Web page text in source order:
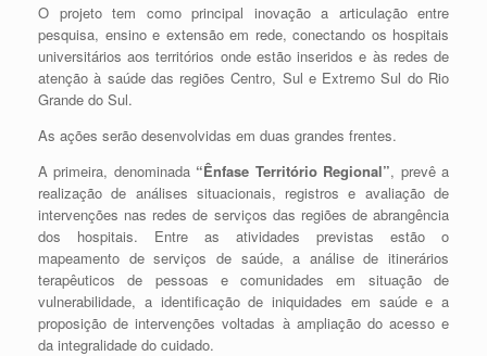
O projeto tem como principal inovação a articulação entre
pesquisa, ensino e extensão em rede, conectando os hospitais
universitários aos territórios onde estão inseridos e às redes de
atenção à saúde das regiões Centro, Sul e Extremo Sul do Rio
Grande do Sul.
As ações serão desenvolvidas em duas grandes frentes.
A primeira, denominada “Ênfase Território Regional”, prevê a
realização de análises situacionais, registros e avaliação de
intervenções nas redes de serviços das regiões de abrangência
dos hospitais. Entre as atividades previstas estão o
mapeamento de serviços de saúde, a análise de itinerários
terapêuticos de pessoas e comunidades em situação de
vulnerabilidade, a identificação de iniquidades em saúde e a
proposição de intervenções voltadas à ampliação do acesso e
da integralidade do cuidado.